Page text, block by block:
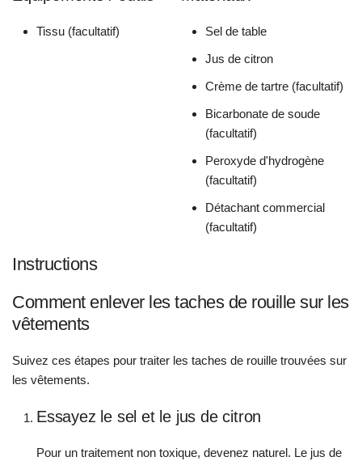
Tissu (facultatif)
Sel de table
Jus de citron
Crème de tartre (facultatif)
Bicarbonate de soude
(facultatif)
Peroxyde d'hydrogène
(facultatif)
Détachant commercial
(facultatif)
Instructions
Comment enlever les taches de rouille sur les
vêtements
Suivez ces étapes pour traiter les taches de rouille trouvées sur
les vêtements.
Essayez le sel et le jus de citron
Pour un traitement non toxique, devenez naturel. Le jus de